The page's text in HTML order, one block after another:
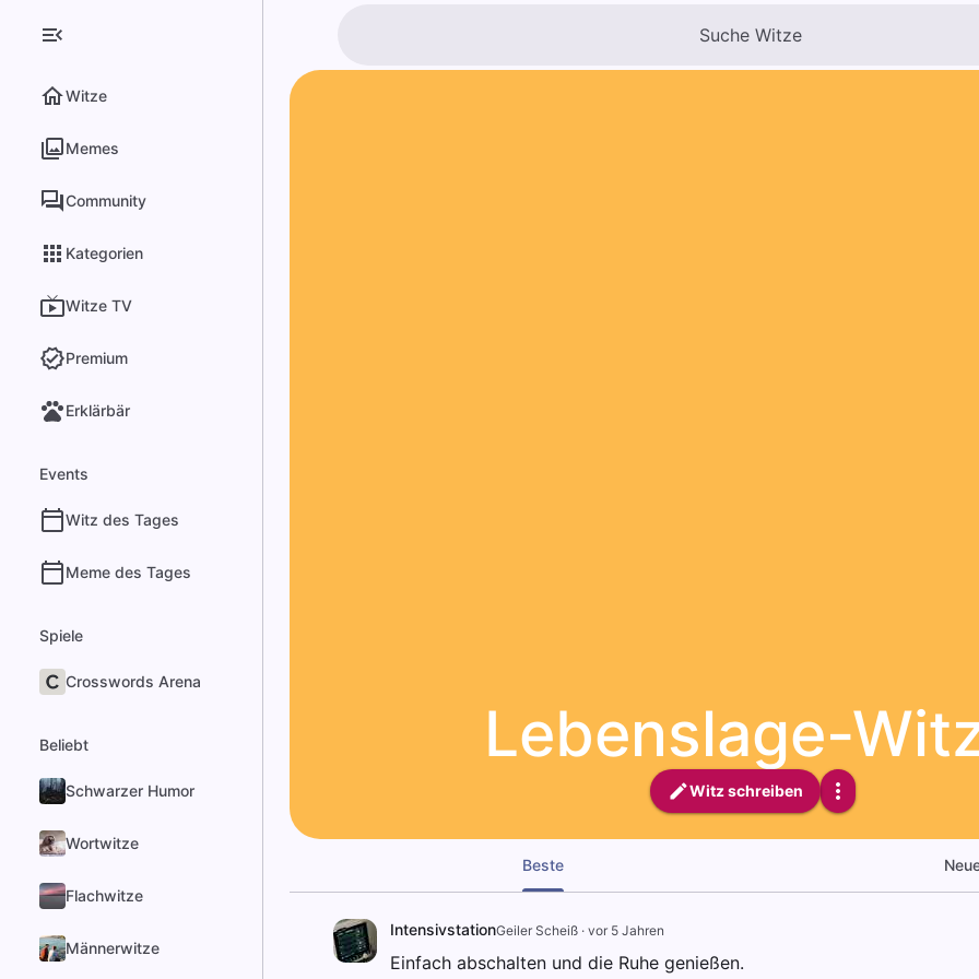
Witze
Memes
Community
Kategorien
Witze TV
Premium
Erklärbär
Events
Witz des Tages
Meme des Tages
Spiele
Crosswords Arena
Beliebt
Schwarzer Humor
Wortwitze
Flachwitze
Männerwitze
Lebenslage-
Witz schreiben
Beste
IntensivstationGeiler Scheiß· vor 5 Jahren
Einfach abschalten und die Ruhe genießen.